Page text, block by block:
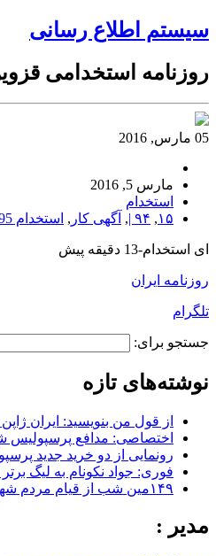
سیستم اطلاع رسانی
روزنامه استخدامی قزوین | ۱۵
05 مارس, 2016
مارس 5, 2016
استخدام
۱۵, ۹۴ | , آگهی کار , استخدام 95
ای استخدام-13 دقیقه پیش
روزنامه ایران
تلگرام
جستجو برای:
نوشته‌های تازه
از قول من بنویسید: ایران
اختصاصی: مدافع پرسپولیس
رونمایی از دو خرید جدید
فوری: جواد نکونام به لیگ
۱۴۹مین شب از قیام مردم شهرستان سلماس در راستای خونخواهی رهبر شهید + تصاویر
مدیر :